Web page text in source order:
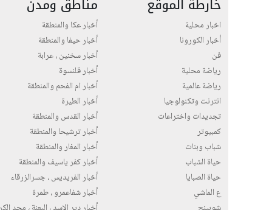
اخبار محلية
أخبار الكورونا
فن
رياضة محلية
رياضة عالمية
انترنت وتكنولوجيا
تجديدات واختراعات
كمبيوتر
شباب وبنات
حياة الشباب
حياة الصبايا
ع الماشي
أخبار عكا والمنطقة
أخبار حيفا والمنطقة
أخبار سخنين ، عرابة
أخبار قلنسوة
أخبار ام الفحم والمنطقة
أخبار الطيرة
أخبار القدس والمنطقة
أخبار ترشيحا والمنطقة
أخبار المغار والمنطقة
أخبار كفر ياسيف والمنطقة
أخبار الفريديس ، جسرالزرقاء
أخبار شفاعمرو ، طمرة